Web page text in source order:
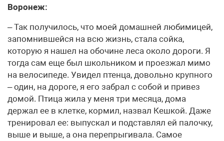
Воронеж:
– Так получилось, что моей домашней любимицей,
запомнившейся на всю жизнь, стала сойка,
которую я нашел на обочине леса около дороги. Я
тогда сам еще был школьником и проезжал мимо
на велосипеде. Увидел птенца, довольно крупного
– один, на дороге, я его забрал с собой и привез
домой. Птица жила у меня три месяца, дома
держал ее в клетке, кормил, назвал Кешкой. Даже
тренировал ее: выпускал и подставлял ей палочку,
выше и выше, а она перепрыгивала. Самое